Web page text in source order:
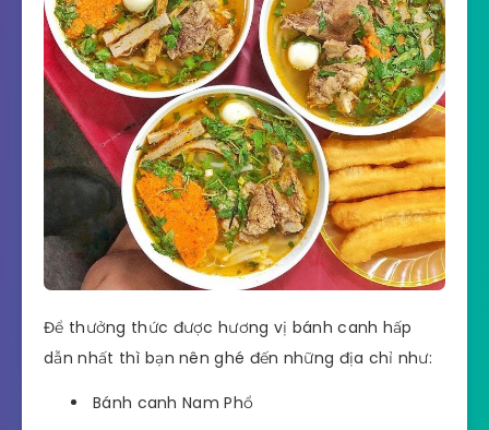
Để thưởng thức được hương vị bánh canh hấp
dẫn nhất thì bạn nên ghé đến những địa chỉ như:
Bánh canh Nam Phổ